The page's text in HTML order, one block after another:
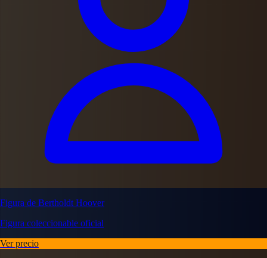
Figura de Bertholdt Hoover
Figura coleccionable oficial
Ver precio